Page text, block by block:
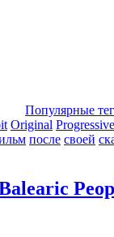
Популярные
Original Progressive
после своей